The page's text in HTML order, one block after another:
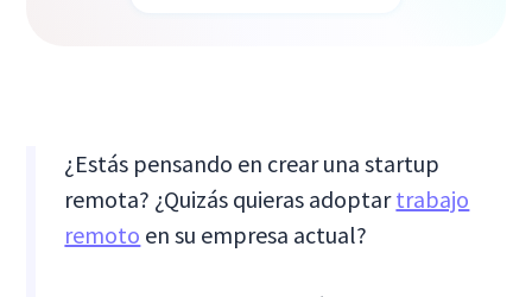
¿Estás pensando en crear una startup
remota? ¿Quizás quieras adoptartrabajo
remoto en su empresa actual?